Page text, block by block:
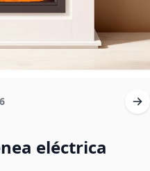
6
eléctrica